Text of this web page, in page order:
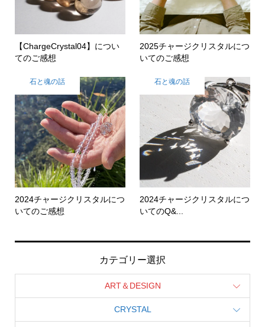
【ChargeCrystal04】につい
てのご感想
2025チャージクリスタルにつ
いてのご感想
石と魂の話
2024チャージクリスタルにつ
いてのご感想
石と魂の話
2024チャージクリスタルにつ
いてのQ&...
カテゴリー選択
ART＆DESIGN
CRYSTAL